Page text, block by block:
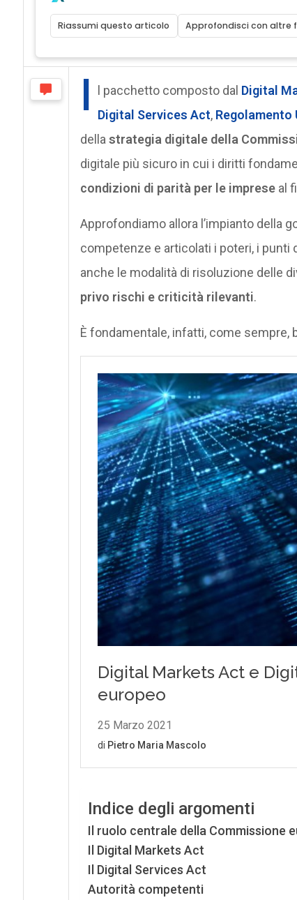
Riassumi questo articolo Approfondisci con altre
I l pacchetto composto dal Digital
Digital Services Act, Regolamento
della strategia digitale della
digitale più sicuro in cui i diritti
condizioni di parità per le impreseal
Approfondiamo allora l’impianto della
competenze e articolati i poteri, i
anche le modalità di risoluzione delle
privo rischi e criticità rilevanti.
È fondamentale, infatti, come sempre,
Indice degli argomenti
Il ruolo centrale della Commissione
Il Digital Markets Act
Il Digital Services Act
Autorità competenti